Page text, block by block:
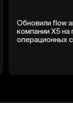
Обновили flow
компании X5
операционных